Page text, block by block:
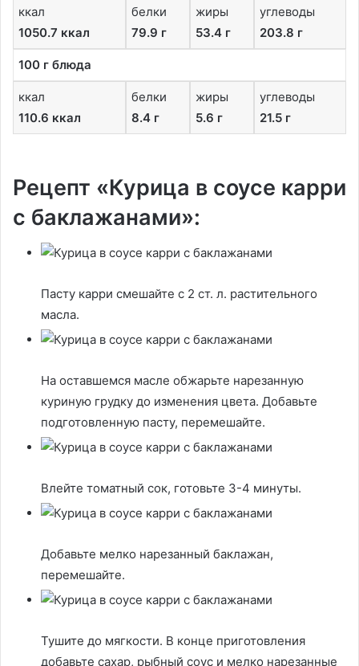
ккал
1050.7 ккал
белки
79.9 г
жиры
53.4 г
углеводы
203.8 г
100 г блюда
ккал
110.6 ккал
белки
8.4 г
жиры
5.6 г
углеводы
21.5 г
Рецепт «Курица в соусе карри
с баклажанами»:
Пасту карри смешайте с 2 ст. л. растительного
масла.
На оставшемся масле обжарьте нарезанную
куриную грудку до изменения цвета. Добавьте
подготовленную пасту, перемешайте.
Влейте томатный сок, готовьте 3-4 минуты.
Добавьте мелко нарезанный баклажан,
перемешайте.
Тушите до мягкости. В конце приготовления
добавьте сахар, рыбный соус и мелко нарезанные